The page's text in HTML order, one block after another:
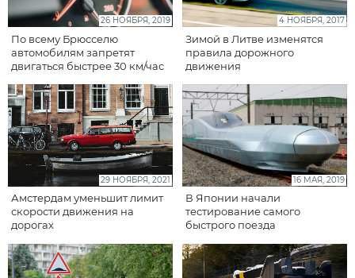
26 НОЯБРЯ, 2019
По всему Брюсселю
автомобилям запретят
двигаться быстрее 30 км/час
4 НОЯБРЯ, 2017
Зимой в Литве изменятся
правила дорожного
движения
29 НОЯБРЯ, 2021
Амстердам уменьшит лимит
скорости движения на
дорогах
16 МАЯ, 2019
В Японии начали
тестирование самого
быстрого поезда